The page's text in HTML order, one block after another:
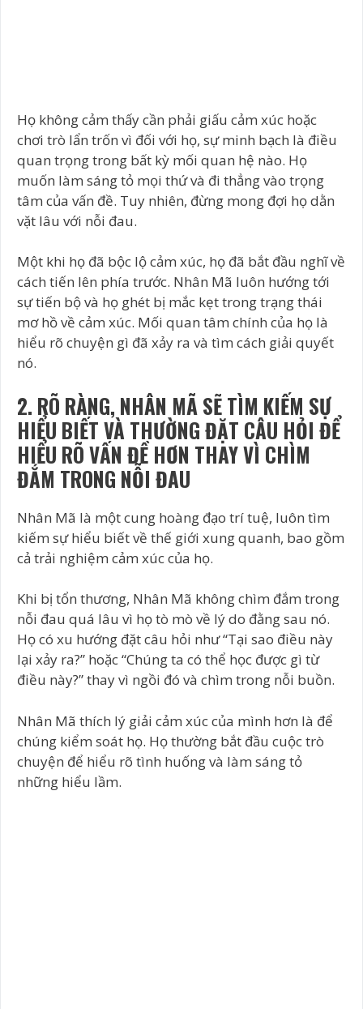
Họ không cảm thấy cần phải giấu cảm xúc hoặc
chơi trò lẩn trốn vì đối với họ, sự minh bạch là điều
quan trọng trong bất kỳ mối quan hệ nào. Họ
muốn làm sáng tỏ mọi thứ và đi thẳng vào trọng
tâm của vấn đề. Tuy nhiên, đừng mong đợi họ dằn
vặt lâu với nỗi đau.
Một khi họ đã bộc lộ cảm xúc, họ đã bắt đầu nghĩ về
cách tiến lên phía trước. Nhân Mã luôn hướng tới
sự tiến bộ và họ ghét bị mắc kẹt trong trạng thái
mơ hồ về cảm xúc. Mối quan tâm chính của họ là
hiểu rõ chuyện gì đã xảy ra và tìm cách giải quyết
nó.
2. RÕ RÀNG, NHÂN MÃ SẼ TÌM KIẾM SỰ
HIỂU BIẾT VÀ THƯỜNG ĐẶT CÂU HỎI ĐỂ
HIỂU RÕ VẤN ĐỀ HƠN THAY VÌ CHÌM
ĐẮM TRONG NỖI ĐAU
Nhân Mã là một cung hoàng đạo trí tuệ, luôn tìm
kiếm sự hiểu biết về thế giới xung quanh, bao gồm
cả trải nghiệm cảm xúc của họ.
Khi bị tổn thương, Nhân Mã không chìm đắm trong
nỗi đau quá lâu vì họ tò mò về lý do đằng sau nó.
Họ có xu hướng đặt câu hỏi như “Tại sao điều này
lại xảy ra?” hoặc “Chúng ta có thể học được gì từ
điều này?” thay vì ngồi đó và chìm trong nỗi buồn.
Nhân Mã thích lý giải cảm xúc của mình hơn là để
chúng kiểm soát họ. Họ thường bắt đầu cuộc trò
chuyện để hiểu rõ tình huống và làm sáng tỏ
những hiểu lầm.